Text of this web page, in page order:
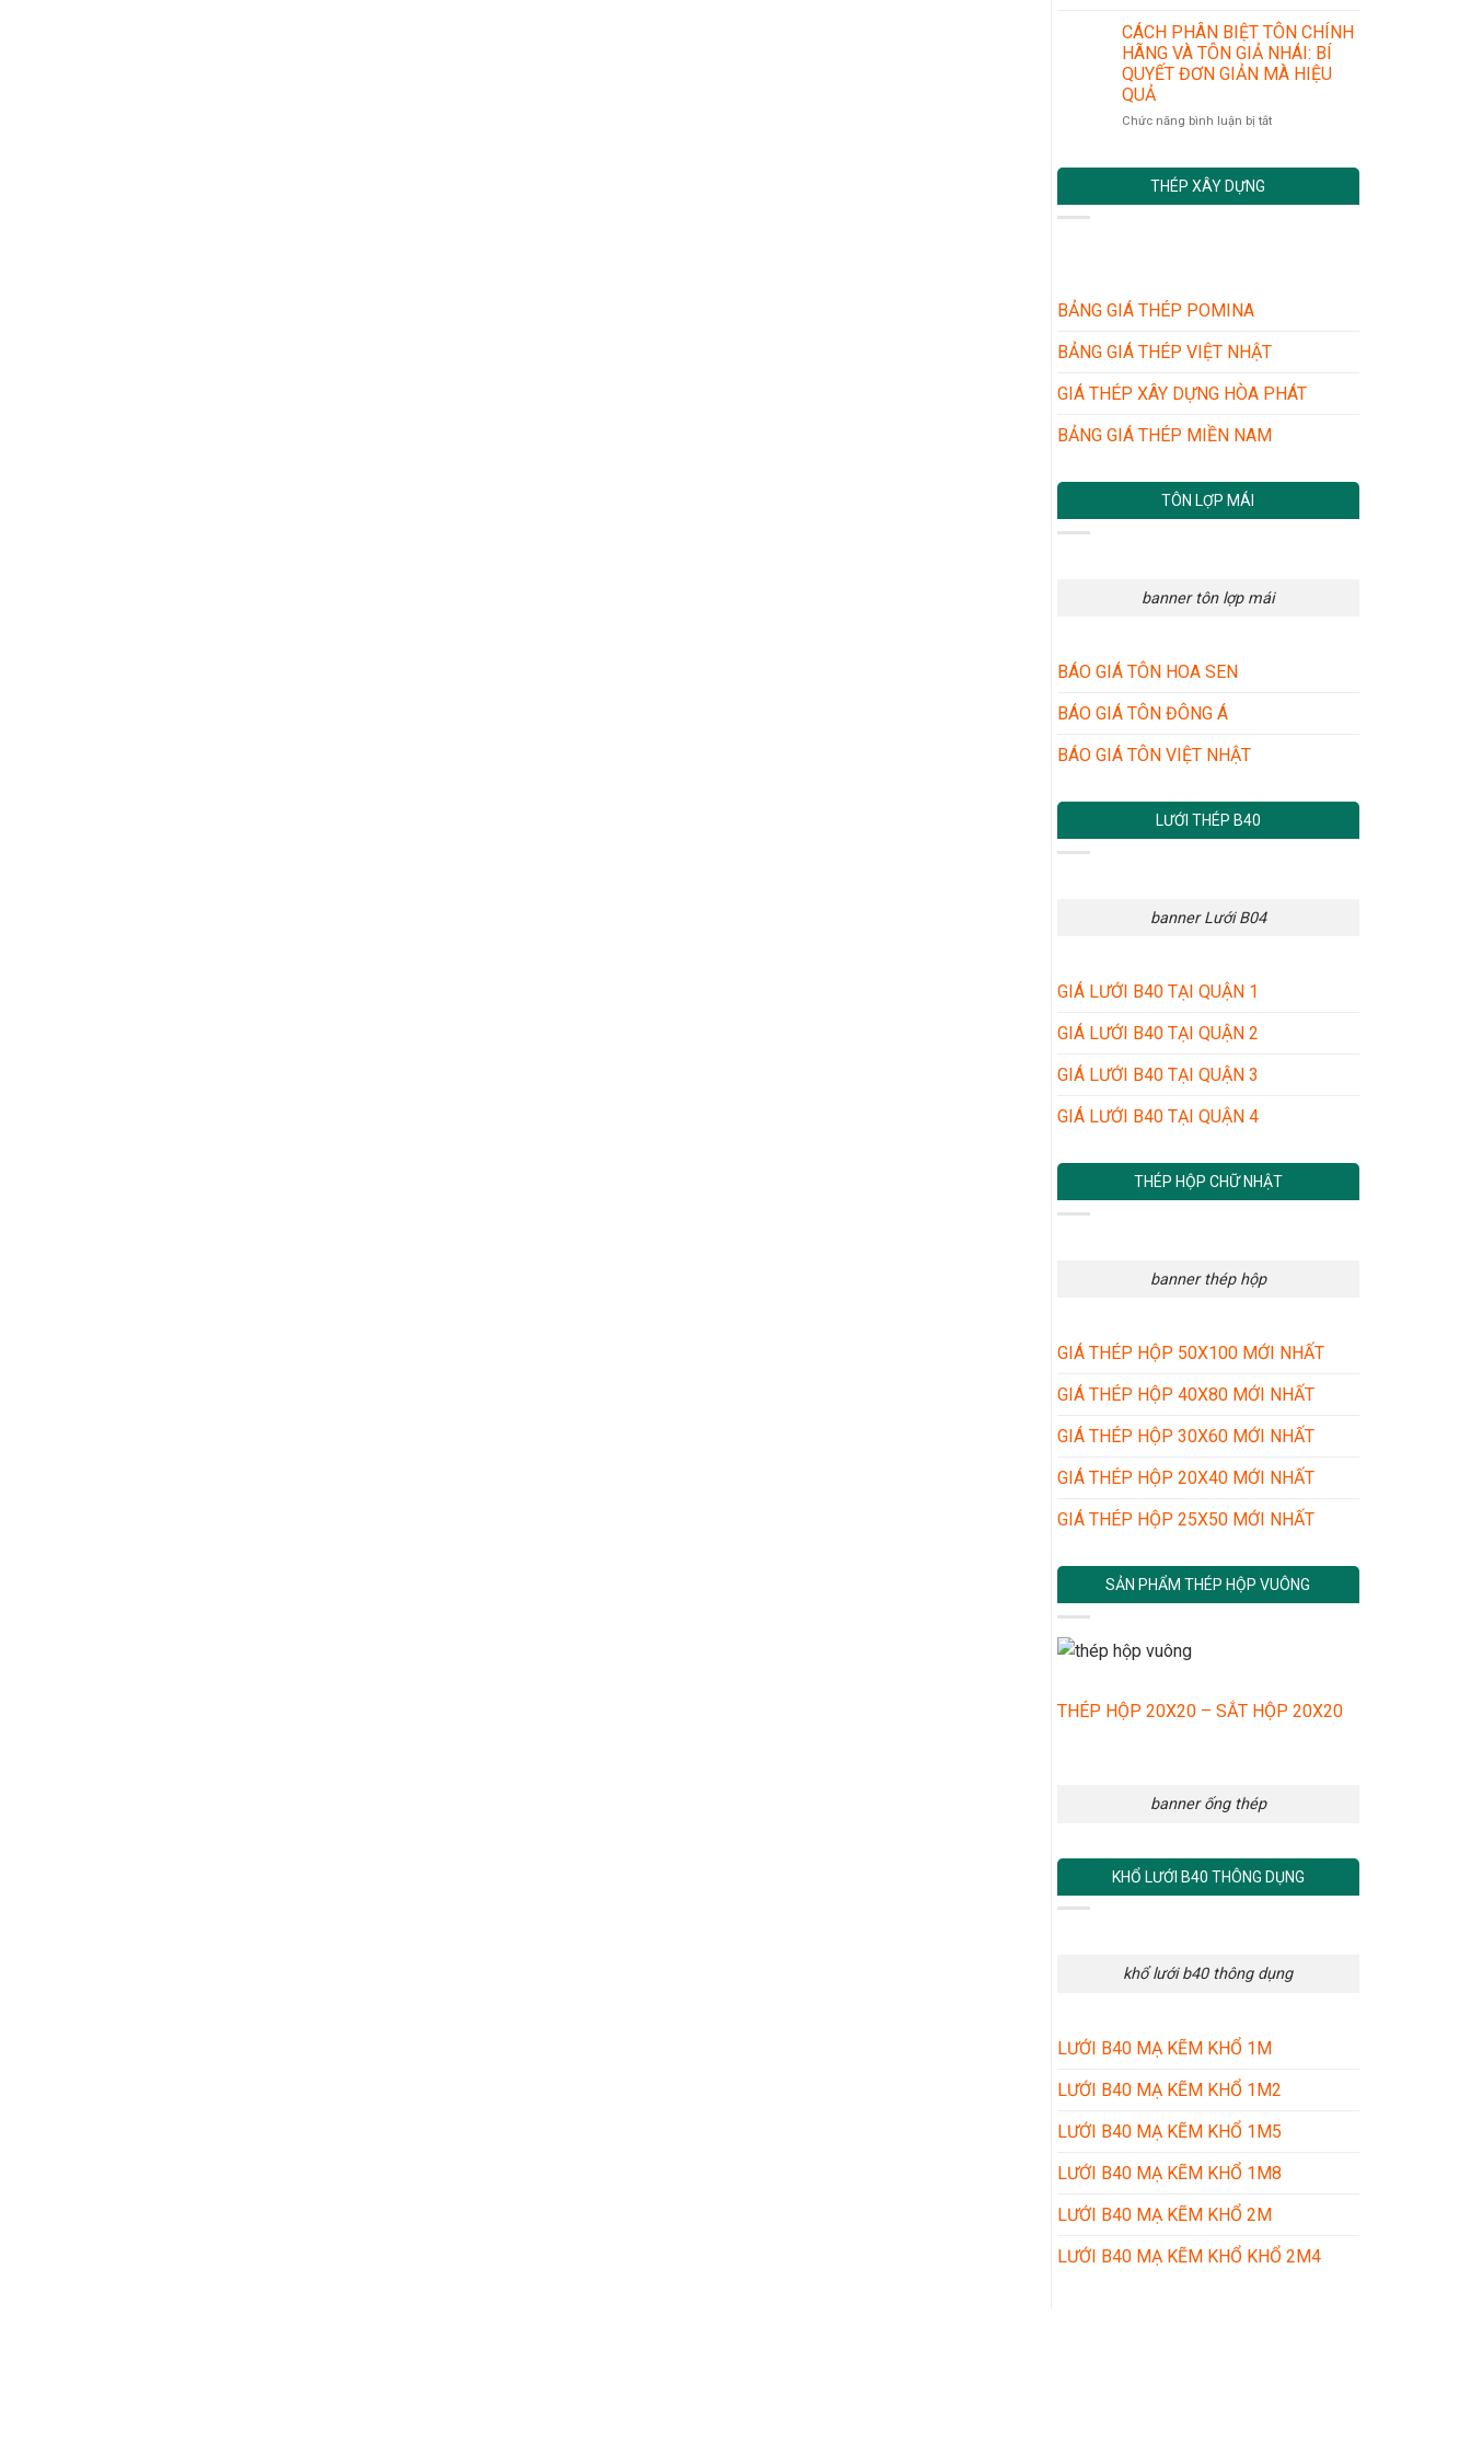
AN
MỚI
NHẤT
AN
TOÀN
VÀ
CÁC
THỰC
LƯU
Ý
KHI
MUA
LỢP
CÁCH PHÂN BIỆT TÔN CHÍNH
HÃNG VÀ TÔN GIẢ NHÁI: BÍ
QUYẾT ĐƠN GIẢN MÀ HIỆU
QUẢ
Chức năng bình luận bị tắtở
QUYẾT
GIẢN
MÀ
THÉP XÂY DỰNG
BẢNG GIÁ THÉP POMINA
BẢNG GIÁ THÉP VIỆT NHẬT
GIÁ THÉP XÂY DỰNG HÒA PHÁT
BẢNG GIÁ THÉP MIỀN NAM
TÔN LỢP MÁI
banner tôn lợp mái
BÁO GIÁ TÔN HOA SEN
BÁO GIÁ TÔN ĐÔNG Á
BÁO GIÁ TÔN VIỆT NHẬT
LƯỚI THÉP B40
banner Lưới B04
GIÁ LƯỚI B40 TẠI QUẬN 1
GIÁ LƯỚI B40 TẠI QUẬN 2
GIÁ LƯỚI B40 TẠI QUẬN 3
GIÁ LƯỚI B40 TẠI QUẬN 4
THÉP HỘP CHỮ NHẬT
banner thép hộp
GIÁ THÉP HỘP 50X100 MỚI NHẤT
GIÁ THÉP HỘP 40X80 MỚI NHẤT
GIÁ THÉP HỘP 30X60 MỚI NHẤT
GIÁ THÉP HỘP 20X40 MỚI NHẤT
GIÁ THÉP HỘP 25X50 MỚI NHẤT
SẢN PHẨM THÉP HỘP VUÔNG
THÉP HỘP 20X20 – SẮT HỘP 20X20
banner ống thép
KHỔ LƯỚI B40 THÔNG DỤNG
khổ lưới b40 thông dụng
LƯỚI B40 MẠ KẼM KHỔ 1M
LƯỚI B40 MẠ KẼM KHỔ 1M2
LƯỚI B40 MẠ KẼM KHỔ 1M5
LƯỚI B40 MẠ KẼM KHỔ 1M8
LƯỚI B40 MẠ KẼM KHỔ 2M
LƯỚI B40 MẠ KẼM KHỔ KHỔ 2M4